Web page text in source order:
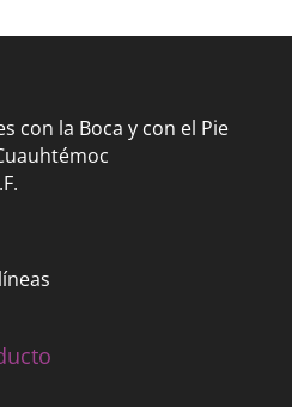
con la Boca y con el Pie